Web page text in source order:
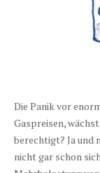
Die Panik vor
Gaspreisen,
berechtigt? Ja und
nicht gar schon